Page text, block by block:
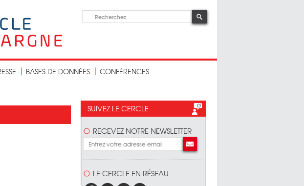
BASES DE DONNÉES
CONFÉRENCES
SUIVEZ LE CERCLE
RECEVEZ NOTRE NEWSLETTER
LE CERCLE EN RÉSEAU